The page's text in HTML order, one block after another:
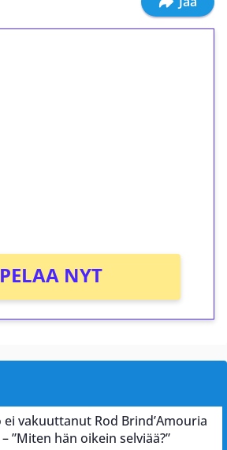
PELAA NYT
ei vakuuttanut Rod Brind’Amouria
”Miten hän oikein selviää?”